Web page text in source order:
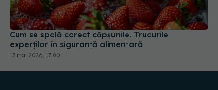
Cum se spală corect căpșunile. Trucurile
experților în siguranță alimentară
17 mai 2026, 17:00